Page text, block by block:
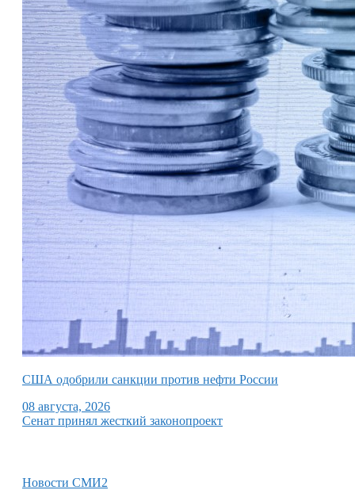
США одобрили санкции против нефти России
08 августа, 2026
Сенат принял жесткий законопроект
Новости СМИ2